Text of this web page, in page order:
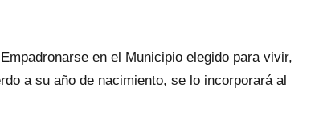
en el Municipio elegido para vivir,
a su año de nacimiento, se lo incorporará al